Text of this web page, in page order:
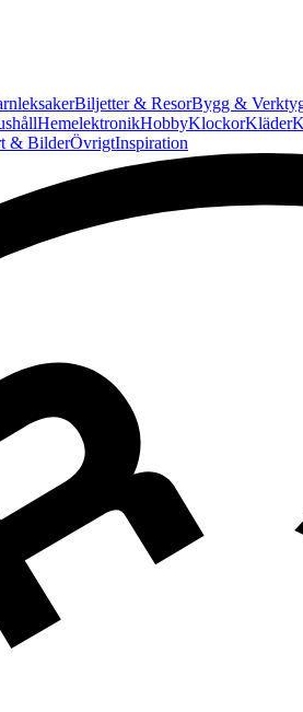
Biljetter & ResorBygg &
HemelektronikHobbyKlockorKläder
& BilderÖvrigtInspiration